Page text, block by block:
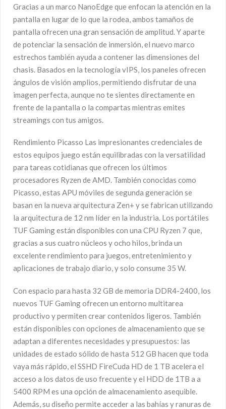
Gracias a un marco NanoEdge que enfocan la atención en la
pantalla en lugar de lo que la rodea, ambos tamaños de
pantalla ofrecen una gran sensación de amplitud. Y aparte
de potenciar la sensación de inmersión, el nuevo marco
estrechos también ayuda a contener las dimensiones del
chasis. Basados en la tecnología vIPS, los paneles ofrecen
ángulos de visión amplios, permitiendo disfrutar de una
imagen perfecta, aunque no te sientes directamente en
frente de la pantalla o la compartas mientras emites
streamings con tus amigos.
Rendimiento Picasso Las impresionantes credenciales de
estos equipos juego están equilibradas con la versatilidad
para tareas cotidianas que ofrecen los últimos
procesadores Ryzen de AMD. También conocidas como
Picasso, estas APU móviles de segunda generación se
basan en la nueva arquitectura Zen+ y se fabrican utilizando
la arquitectura de 12 nm líder en la industria. Los portátiles
TUF Gaming están disponibles con una CPU Ryzen 7 que,
gracias a sus cuatro núcleos y ocho hilos, brinda un
excelente rendimiento para juegos, entretenimiento y
aplicaciones de trabajo diario, y solo consume 35 W.
Con espacio para hasta 32 GB de memoria DDR4-2400, los
nuevos TUF Gaming ofrecen un entorno multitarea
productivo y permiten crear contenidos ligeros. También
están disponibles con opciones de almacenamiento que se
adaptan a diferentes necesidades y presupuestos: las
unidades de estado sólido de hasta 512 GB hacen que toda
vaya más rápido, el SSHD FireCuda HD de 1 TB acelera el
acceso a los datos de uso frecuente y el HDD de 1TB a a
5400 RPM es una opción de almacenamiento asequible.
Además, su diseño permite acceder a las bahías y ranuras de